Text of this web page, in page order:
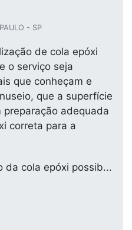
- SP
de cola epóxi
o serviço seja
que conheçam e
que a superfície
adequada
correta para a
da cola epóxi possib...